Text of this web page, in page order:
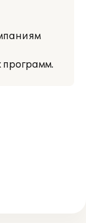
программ.